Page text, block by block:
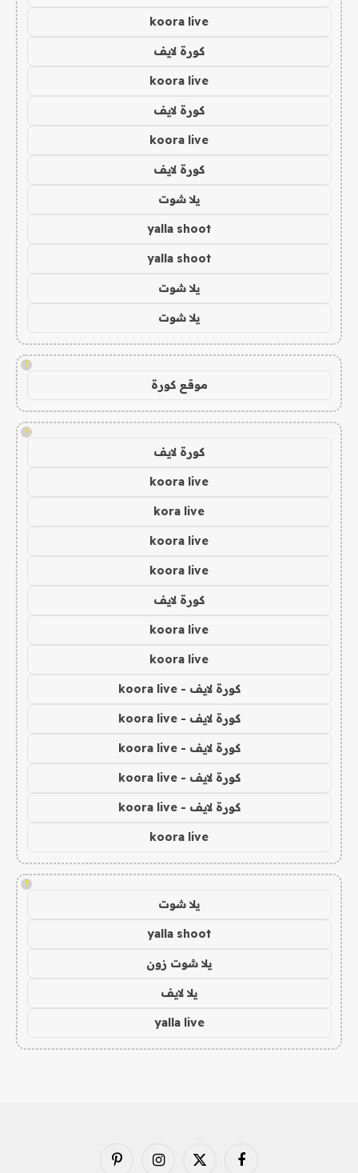
koora live
كورة لايف
koora live
كورة لايف
koora live
كورة لايف
يلا شوت
yalla shoot
yalla shoot
يلا شوت
يلا شوت
!
موقع كورة
!
كورة لايف
koora live
kora live
koora live
koora live
كورة لايف
koora live
koora live
كورة لايف - koora live
كورة لايف - koora live
كورة لايف - koora live
كورة لايف - koora live
كورة لايف - koora live
koora live
!
يلا شوت
yalla shoot
يلا شوت زون
يلا لايف
yalla live
فيسبوك X الانستغرامبينتيريست